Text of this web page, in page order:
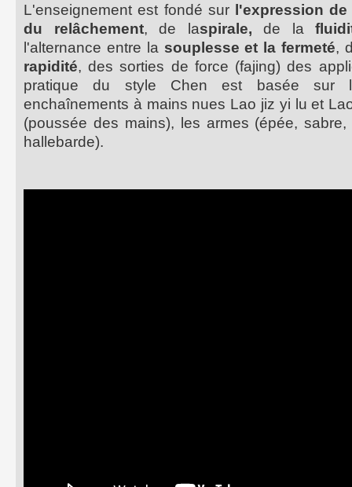
L'enseignement est fondé sur
l'expression
du relâchement, de laspirale, de la
l'alternance entre la souplesse et la fermeté,
rapidité, des sorties de force (fajing) des
pratique du style Chen est basée sur
enchaînements à mains nues Lao jiz yi lu et
(poussée des mains), les armes (épée,
hallebarde).